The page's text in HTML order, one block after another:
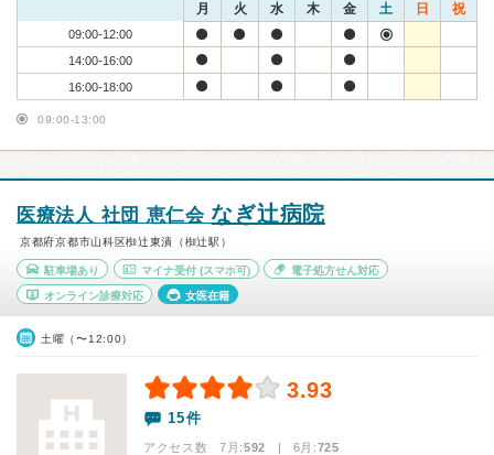
月 火 水 木 金 土 日 祝
09:00-12:00
14:00-16:00
16:00-18:00
09:00-13:00
医療法人 社団 恵仁会なぎ辻病院
京都府京都市山科区椥辻東潰（椥辻駅）
駐車場あり マイナ受付(スマホ可) 電子処方せん対応
オンライン診療対応 女医在籍
土曜（〜12:00）
3.93
15件
アクセス数 7月:592 | 6月:725